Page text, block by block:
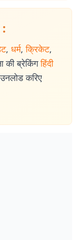
, धर्म, क्रिकेट,
की ब्रेकिंग हिंदी
करिए